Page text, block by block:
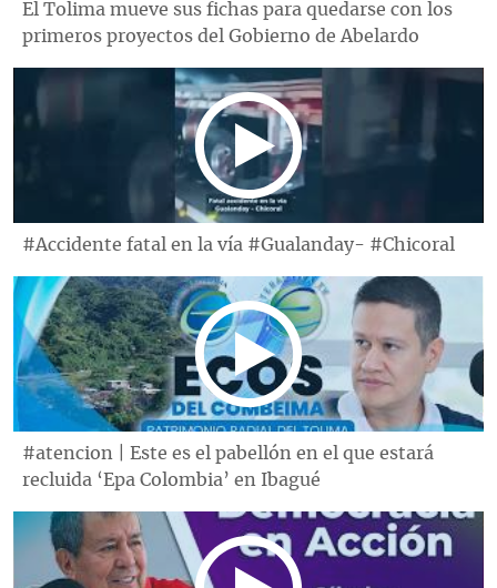
El Tolima mueve sus fichas para quedarse con los
primeros proyectos del Gobierno de Abelardo
#Accidente fatal en la vía #Gualanday- #Chicoral
#atencion | Este es el pabellón en el que estará
recluida ‘Epa Colombia’ en Ibagué